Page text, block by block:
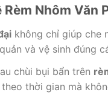
Rèm Nhôm Văn
không chỉ giúp che
và vệ sinh đúng
chùi bụi bẩn trên
thời gian mà